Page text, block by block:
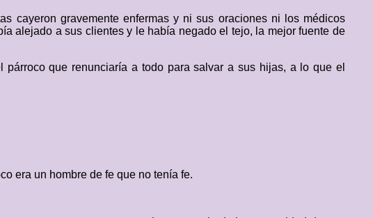
cayeron gravemente enfermas y ni sus oraciones ni los médicos
alejado a sus clientes y le había negado el tejo, la mejor fuente de
que renunciaría a todo para salvar a sus hijas, a lo que el
era un hombre de fe que no tenía fe.